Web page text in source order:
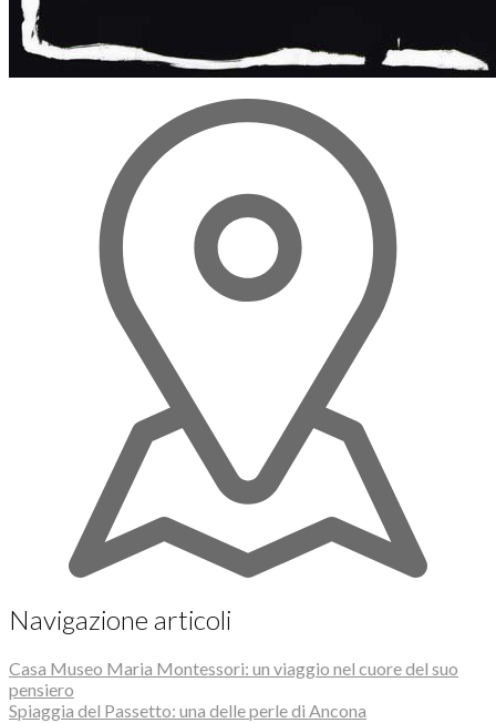
Navigazione articoli
Casa Museo Maria Montessori: un viaggio nel cuore del suo
pensiero
Spiaggia del Passetto: una delle perle di Ancona